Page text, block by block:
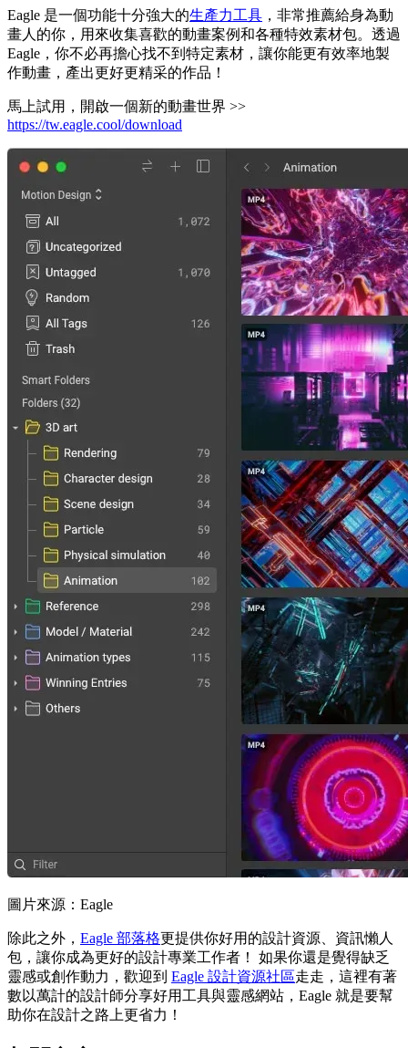
Eagle 是一個功能十分強大的生產力工具 ，非常推薦給身為動
畫人的你，用來收集喜歡的動畫案例和各種特效素材包。透過
Eagle，你不必再擔心找不到特定素材，讓你能更有效率地製
作動畫，產出更好更精采的作品！
馬上試用，開啟一個新的動畫世界 >>
https://tw.eagle.cool/download
圖片來源：Eagle
除此之外， Eagle 部落格更提供你好用的設計資源、資訊懶人
包，讓你成為更好的設計專業工作者！ 如果你還是覺得缺乏
靈感或創作動力，歡迎到 Eagle 設計資源社區走走，這裡有著
數以萬計的設計師分享好用工具與靈感網站，Eagle 就是要幫
助你在設計之路上更省力！